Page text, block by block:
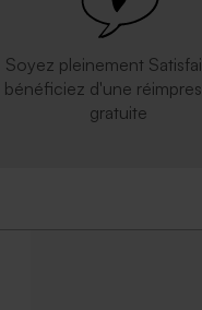
Soyez pleinement
bénéficiez d'une
gratuite